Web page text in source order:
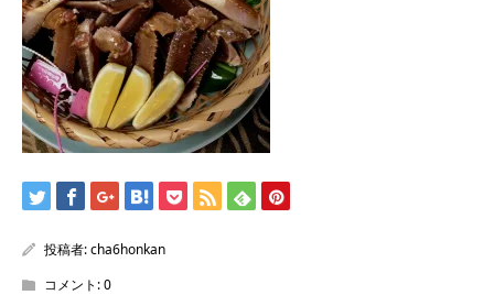
投稿者:cha6honkan
コメント:0